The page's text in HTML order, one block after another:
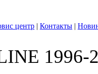
центр | Контакты |
1996-